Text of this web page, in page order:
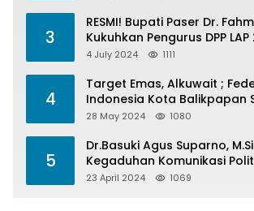
3
RESMI! Bupati Paser Dr.
Kukuhkan Pengurus DPP
4 July 2024 1111
4
Target Emas, Alkuwait ;
Indonesia Kota Balikpapan
Barometer Prestasi Di Kaltim
28 May 2024 1080
5
Dr.Basuki Agus Suparno,
Kegaduhan Komunikasi
Pesta Politik 2024
23 April 2024 1069